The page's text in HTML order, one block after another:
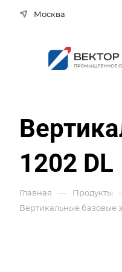
Москва
1202 DL
Главная — Продукты
Вертикальные базовые